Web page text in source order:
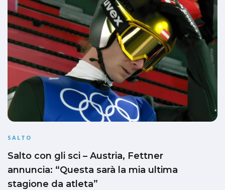
SALTO
Salto con gli sci – Austria, Fettner
annuncia: “Questa sarà la mia ultima
stagione da atleta”